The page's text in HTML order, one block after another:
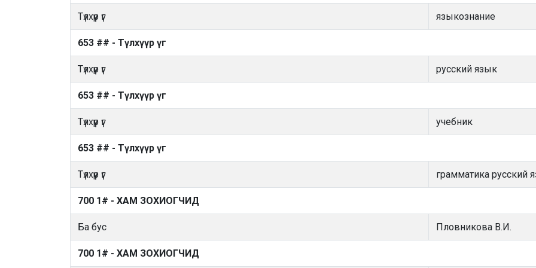
Түлхүүр үг языкознание
653 ## - Түлхүүр үг
Түлхүүр үг русский язык
653 ## - Түлхүүр үг
Түлхүүр үг учебник
653 ## - Түлхүүр үг
Түлхүүр үг грамматика русский
700 1# - ХАМ ЗОХИОГЧИД
Ба бус Пловникова В.И.
700 1# - ХАМ ЗОХИОГЧИД